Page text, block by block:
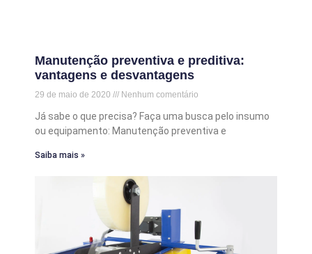
Manutenção preventiva e preditiva:
vantagens e desvantagens
29 de maio de 2020 Nenhum comentário
Já sabe o que precisa? Faça uma busca pelo insumo
ou equipamento: Manutenção preventiva e
Saiba mais »